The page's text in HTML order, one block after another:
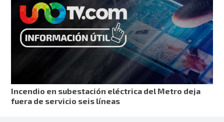
Incendio en subestación eléctrica del Metro deja
fuera de servicio seis líneas